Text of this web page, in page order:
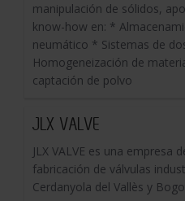
manipulación de sólidos,
know-how en: *
neumático * Sistemas de
Homogeneización de
captación de polvo
JLX VALVE
JLX VALVE es una empresa
fabricación de válvulas
Cerdanyola del Vallès y